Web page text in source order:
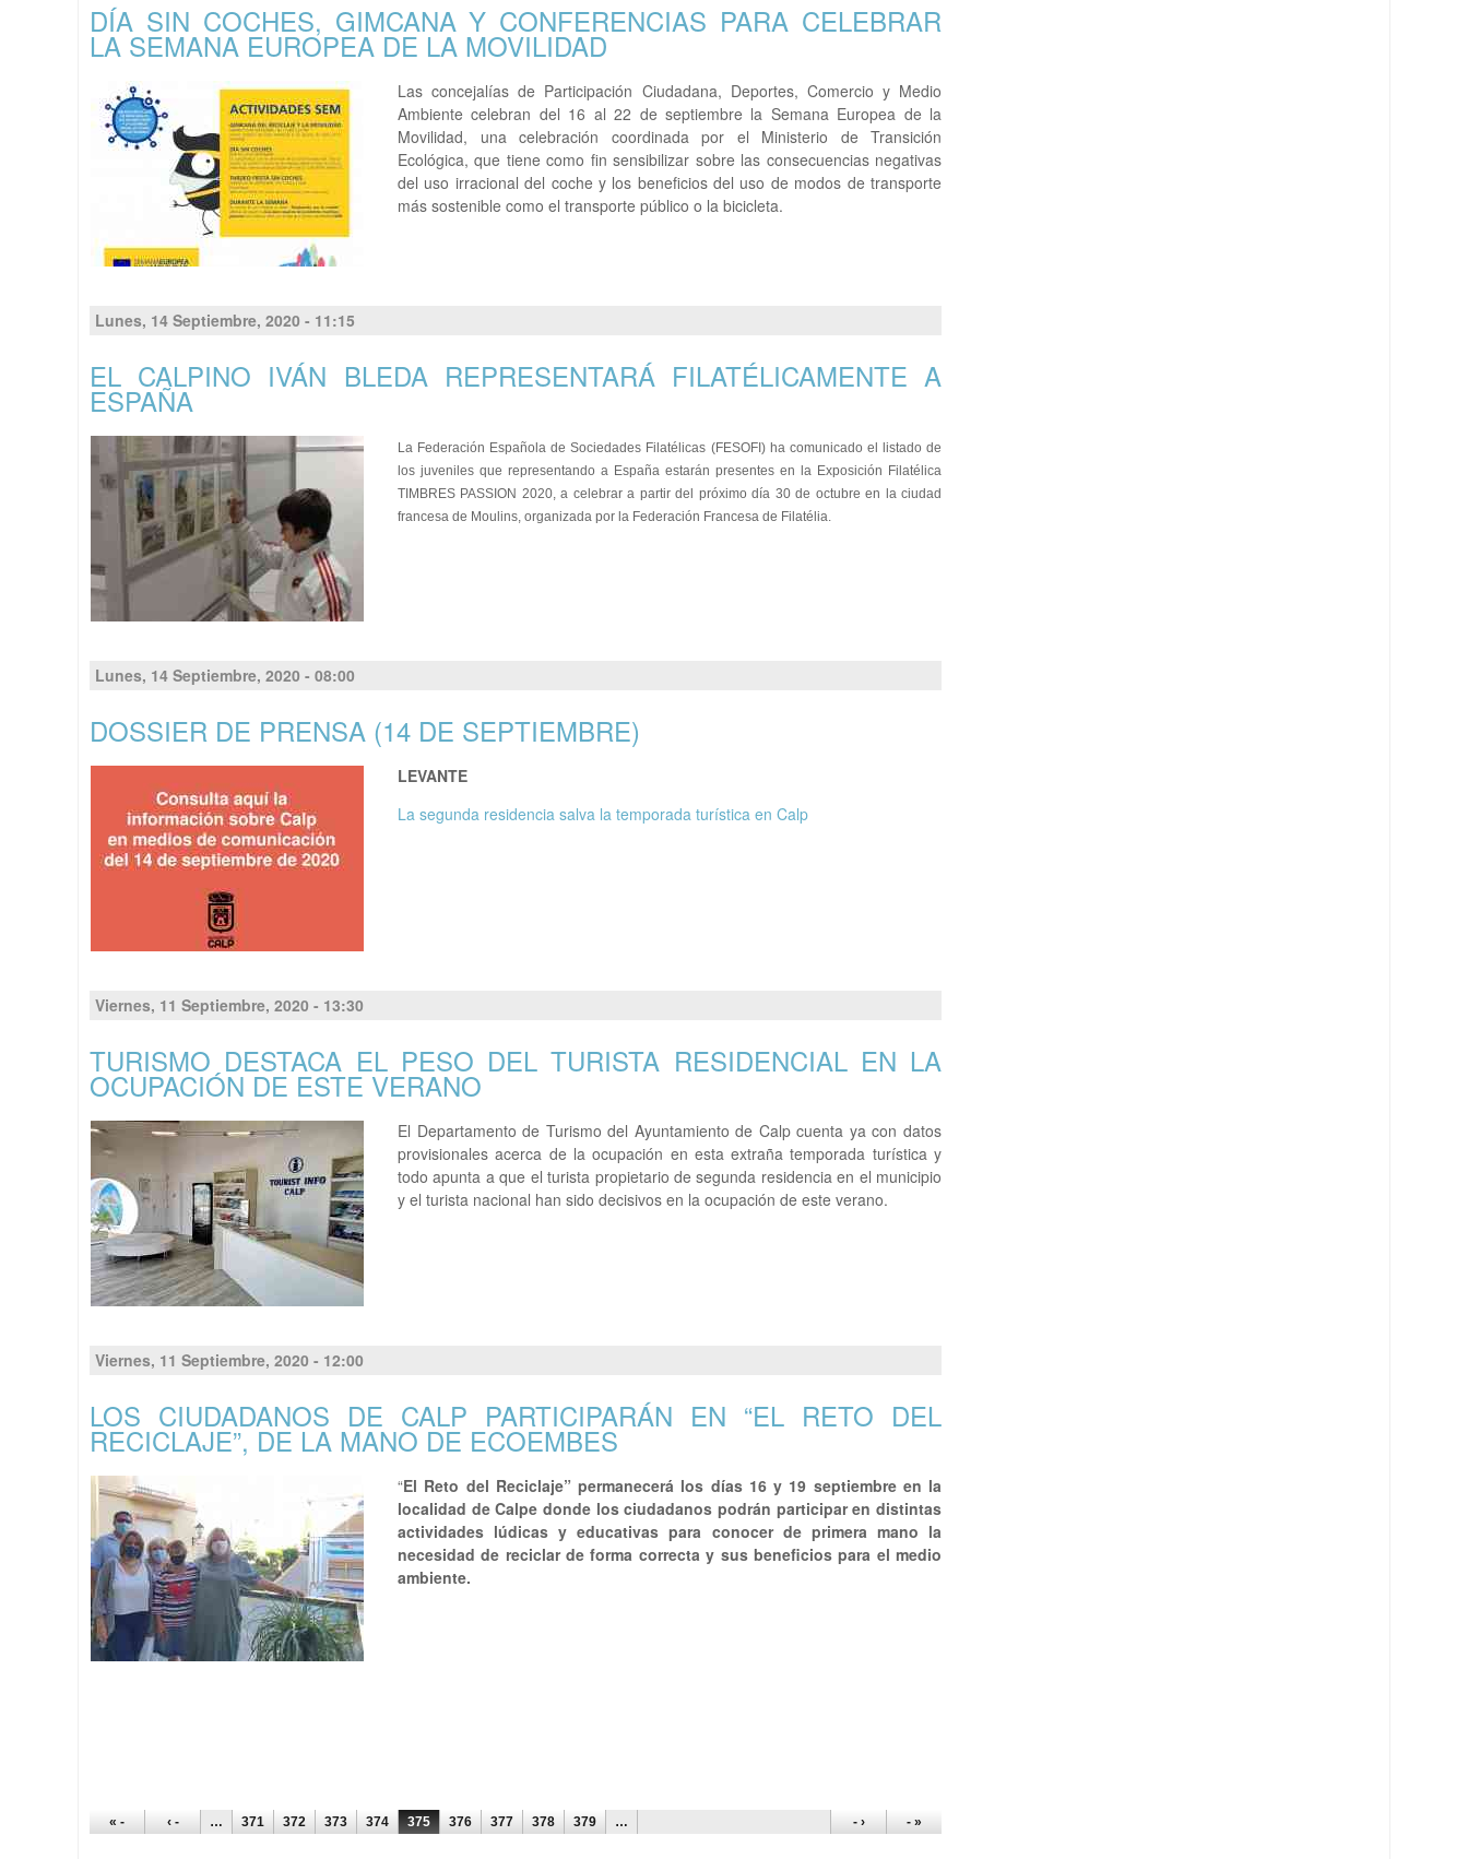
DÍA SIN COCHES, GIMCANA Y CONFERENCIAS PARA CELEBRAR
LA SEMANA EUROPEA DE LA MOVILIDAD
Las concejalías de Participación Ciudadana, Deportes, Comercio y Medio
Ambiente celebran del 16 al 22 de septiembre la Semana Europea de la
Movilidad, una celebración coordinada por el Ministerio de Transición
Ecológica, que tiene como fin sensibilizar sobre las consecuencias negativas
del uso irracional del coche y los beneficios del uso de modos de transporte
más sostenible como el transporte público o la bicicleta.
Lunes, 14 Septiembre, 2020 - 11:15
EL CALPINO IVÁN BLEDA REPRESENTARÁ FILATÉLICAMENTE A
ESPAÑA
La Federación Española de Sociedades Filatélicas (FESOFI) ha comunicado el listado de
los juveniles que representando a España estarán presentes en la Exposición Filatélica
TIMBRES PASSION 2020, a celebrar a partir del próximo día 30 de octubre en la ciudad
francesa de Moulins, organizada por la Federación Francesa de Filatélia.
Lunes, 14 Septiembre, 2020 - 08:00
DOSSIER DE PRENSA (14 DE SEPTIEMBRE)
LEVANTE
La segunda residencia salva la temporada turística en Calp
Viernes, 11 Septiembre, 2020 - 13:30
TURISMO DESTACA EL PESO DEL TURISTA RESIDENCIAL EN LA
OCUPACIÓN DE ESTE VERANO
El Departamento de Turismo del Ayuntamiento de Calp cuenta ya con datos
provisionales acerca de la ocupación en esta extraña temporada turística y
todo apunta a que el turista propietario de segunda residencia en el municipio
y el turista nacional han sido decisivos en la ocupación de este verano.
Viernes, 11 Septiembre, 2020 - 12:00
LOS CIUDADANOS DE CALP PARTICIPARÁN EN “EL RETO DEL
RECICLAJE”, DE LA MANO DE ECOEMBES
“El Reto del Reciclaje” permanecerá los días 16 y 19 septiembre en la
localidad de Calpe donde los ciudadanos podrán participar en distintas
actividades lúdicas y educativas para conocer de primera mano la
necesidad de reciclar de forma correcta y sus beneficios para el medio
ambiente.
PÁGINAS
« - ‹ - … 371 372 373 374 375 376 377 378 379 … - › - »